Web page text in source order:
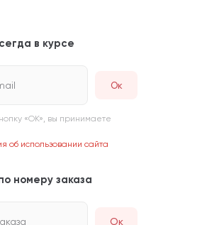
в курсе
«ОК», вы принимаете
об использовании сайта
номеру заказа
Ок